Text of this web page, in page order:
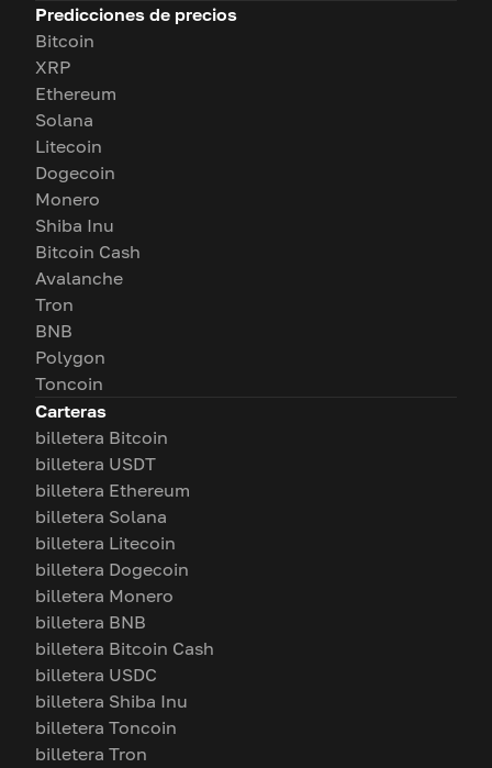
Predicciones de precios
Bitcoin
XRP
Ethereum
Solana
Litecoin
Dogecoin
Monero
Shiba Inu
Bitcoin Cash
Avalanche
Tron
BNB
Polygon
Toncoin
Carteras
billetera Bitcoin
billetera USDT
billetera Ethereum
billetera Solana
billetera Litecoin
billetera Dogecoin
billetera Monero
billetera BNB
billetera Bitcoin Cash
billetera USDC
billetera Shiba Inu
billetera Toncoin
billetera Tron